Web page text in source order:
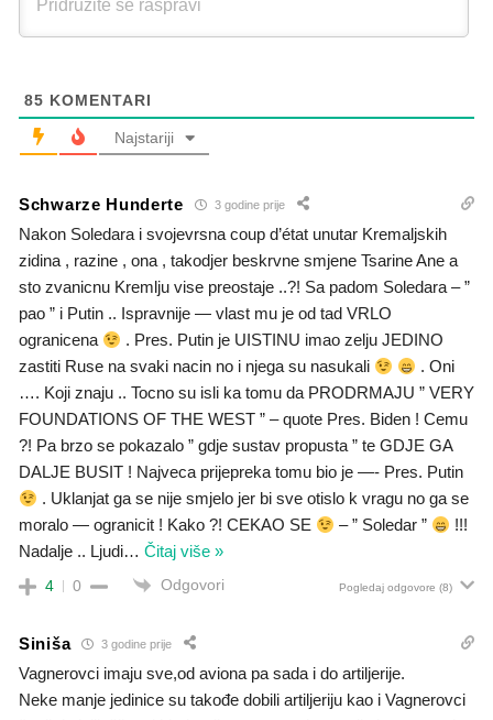
85 KOMENTARI
Najstariji
Schwarze Hunderte 3 godine prije
Nakon Soledara i svojevrsna coup d’état unutar Kremaljskih
zidina , razine , ona , takodjer beskrvne smjene Tsarine Ane a
sto zvanicnu Kremlju vise preostaje ..?! Sa padom Soledara – ”
pao ” i Putin .. Ispravnije — vlast mu je od tad VRLO
ogranicena
. Pres. Putin je UISTINU imao zelju JEDINO
zastiti Ruse na svaki nacin no i njega su nasukali
. Oni
…. Koji znaju .. Tocno su isli ka tomu da PRODRMAJU ” VERY
FOUNDATIONS OF THE WEST ” – quote Pres. Biden ! Cemu
?! Pa brzo se pokazalo ” gdje sustav propusta ” te GDJE GA
DALJE BUSIT ! Najveca prijepreka tomu bio je —- Pres. Putin
. Uklanjat ga se nije smjelo jer bi sve otislo k vragu no ga se
moralo — ogranicit ! Kako ?! CEKAO SE
– ” Soledar ”
!!!
Nadalje .. Ljudi… Čitaj više »
4 0 Odgovori Pogledaj odgovore (8)
Siniša 3 godine prije
Vagnerovci imaju sve,od aviona pa sada i do artiljerije.
Neke manje jedinice su takođe dobili artiljeriju kao i Vagnerovci